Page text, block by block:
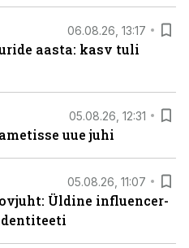
06.08.26, 13:17
aasta: kasv tuli
05.08.26, 12:31
uue juhi
05.08.26, 11:07
Üldine influencer-